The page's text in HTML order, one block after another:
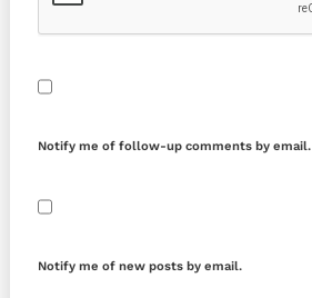
Notify me of follow-up comments by email.
Notify me of new posts by email.